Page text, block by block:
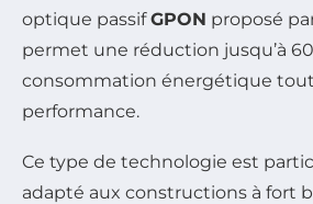
optique passifGPON proposé
permet une réduction jusqu’à 60
consommation énergétique
performance.
Ce type de technologie est
adapté aux constructions à fort